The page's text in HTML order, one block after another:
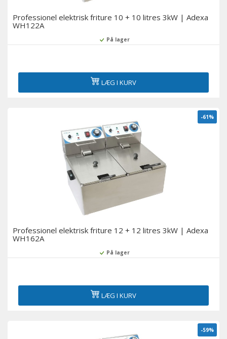
Professionel elektrisk friture 10 + 10 litres 3kW | Adexa
WH122A
På lager
LÆG I KURV
-61%
Professionel elektrisk friture 12 + 12 litres 3kW | Adexa
WH162A
På lager
LÆG I KURV
-59%